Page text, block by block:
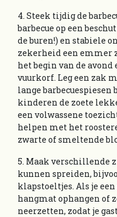
4. Steek tijdig de
barbecue op een
de buren!) en stabiele
zekerheid een emmer
het begin van de
vuurkorf. Leg een zak
lange barbecuespiesen
kinderen de zoete
een volwassene
helpen met het
zwarte of smeltende
5. Maak verschillende
kunnen spreiden,
klapstoeltjes. Als je
hangmat ophangen of
neerzetten, zodat je